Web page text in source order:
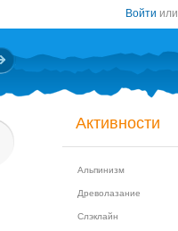
Войти или
Активности
Альпинизм
Древолазание
Слэклайн